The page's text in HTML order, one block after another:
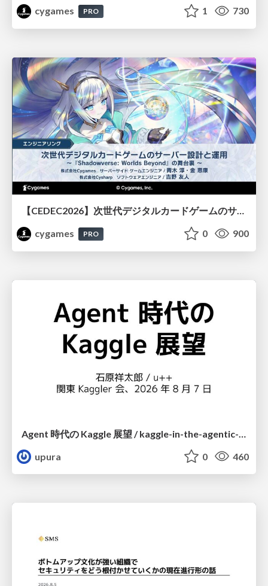
cygames
PRO 1 730
【CEDEC2026】次世代デジタルカードゲームのサーバー設計と運用 〜『Shadowverse: Worlds Beyond』の舞台裏～
cygames
PRO 0 900
upura
0 460